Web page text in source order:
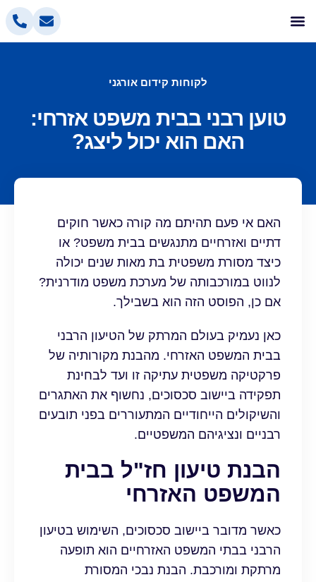
לקוחות קידום אורגני
טוען רבני בבית משפט אזרחי:
האם הוא יכול ליצג?
האם אי פעם תהיתם מה קורה כאשר חוקים
דתיים ואזרחיים מתנגשים בבית משפט? או
כיצד מסורת משפטית בת מאות שנים יכולה
לנווט במורכבותה של מערכת משפט מודרנית?
אם כן, הפוסט הזה הוא בשבילך.
כאן נעמיק בעולם המרתק של הטיעון הרבני
בבית המשפט האזרחי. מהבנת מקורותיה של
פרקטיקה משפטית עתיקה זו ועד לבחינת
תפקידה ביישוב סכסוכים, נחשוף את האתגרים
והשיקולים הייחודיים המתעוררים בפני תובעים
רבניים ונציגיהם המשפטיים.
הבנת טיעון חז"ל בבית
המשפט האזרחי
כאשר מדובר ביישוב סכסוכים, השימוש בטיעון
הרבני בבתי המשפט האזרחיים הוא תופעה
מרתקת ומורכבת. הבנת נבכי המסורת